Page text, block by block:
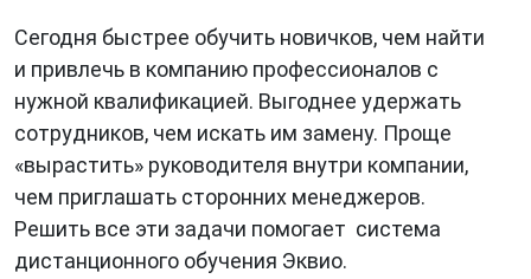
Сегодня быстрее обучить новичков, чем найти
и привлечь в компанию профессионалов с
нужной квалификацией. Выгоднее удержать
сотрудников, чем искать им замену. Проще
«вырастить» руководителя внутри компании,
чем приглашать сторонних менеджеров.
Решить все эти задачи помогает система
дистанционного обучения Эквио.